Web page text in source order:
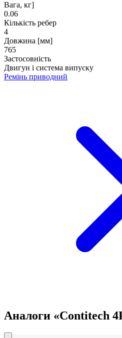
Вага, кг]
0.06
Кількість ребер
4
Довжина [мм]
765
Застосовність
Двигун і система випуску
Ремінь приводний
Аналоги «Contitech